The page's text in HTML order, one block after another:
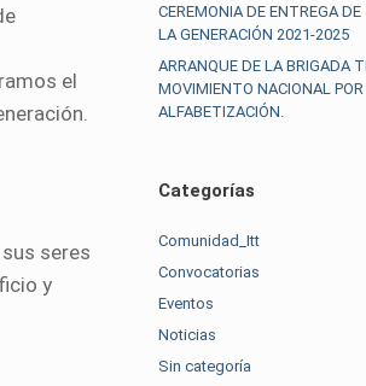
el
seres
y
CEREMONIA DE ENTREGA
LA GENERACIÓN 2021-2025
ARRANQUE DE LA BRIGADA
MOVIMIENTO NACIONAL
ALFABETIZACIÓN.
Categorías
Comunidad_Itt
Convocatorias
Eventos
Noticias
Sin categoría